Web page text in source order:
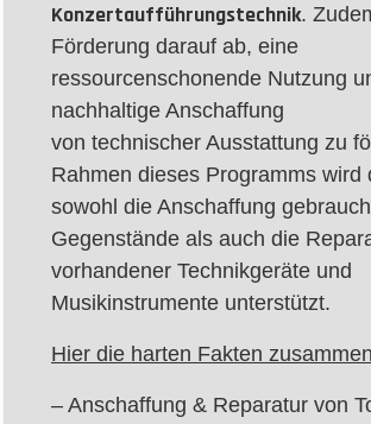
Konzertaufführungstechnik.
Förderung darauf ab, eine
ressourcenschonende Nutzung
nachhaltige Anschaffung
von technischer Ausstattung zu
Rahmen dieses Programms wird
sowohl die Anschaffung
Gegenstände als auch die
vorhandener Technikgeräte und
Musikinstrumente unterstützt.
Hier die harten Fakten
– Anschaffung & Reparatur von